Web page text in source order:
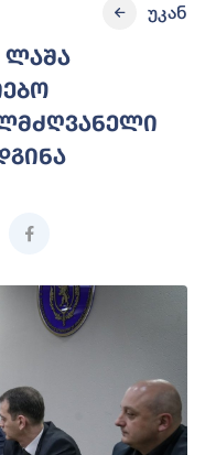
ლაშა
უკან